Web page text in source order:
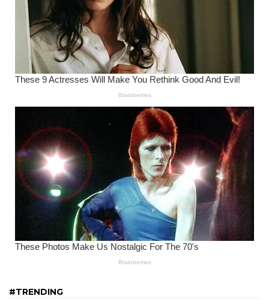
#TRENDING